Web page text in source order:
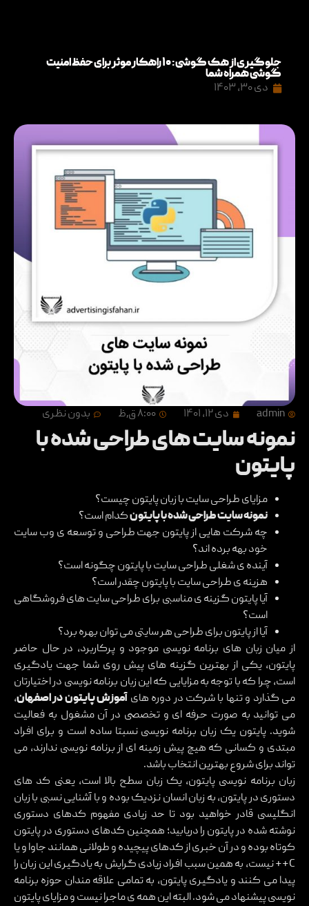
جلوگیری از هک گوشی: ۱۰ راهکار موثر برای حفظ امنیت
گوشی همراه شما
دی ۳۰, ۱۴۰۳
admin دی ۱۲, ۱۴۰۱ ۸:۰۰ ق٫ظ بدون نظری
نمونه سایت های طراحی شده با
پایتون
مزایای طراحی سایت با زبان پایتون چیست؟
نمونه سایت طراحی شده با پایتونکدام است؟
چه شرکت هایی از پایتون جهت طراحی و توسعه ی وب سایت
خود بهه برده اند؟
آینده ی شغلی طراحی سایت با پایتون چگونه است؟
هزینه ی طراحی سایت با پایتون چقدر است؟
آیا پایتون گزینه ی مناسبی برای طراحی سایت های فروشگاهی
است؟
آیا از پایتون برای طراحی هر سایتی می توان بهره برد؟
از میان زبان های برنامه نویسی موجود و پرکاربرد، در حال حاضر
پایتون، یکی از بهترین گزینه های پیش روی شما جهت یادگیری
است، چرا که با توجه به مزایایی که این زبان برنامه نویسی در اختیارتان
می گذارد و تنها با شرکت در دوره های آموزش پایتون در اصفهان،
می توانید به صورت حرفه ای و تخصصی در آن مشغول به فعالیت
شوید. پایتون یک زبان برنامه نویسی نسبتا ساده است و برای افراد
مبتدی و کسانی که هیچ پیش زمینه ای از برنامه نویسی ندارند، می
تواند برای شروع بهترین انتخاب باشد.
زبان برنامه نویسی پایتون، یک زبان سطح بالا است، یعنی کد های
دستوری در پایتون، به زبان انسان نزدیک بوده و با آشنایی نسبی با زبان
انگلیسی قادر خواهید بود تا حد زیادی مفهوم کدهای دستوری
نوشته شده در پایتون را دریابید؛ همچنین کدهای دستوری در پایتون
کوتاه بوده و در آن خبری از کدهای پیچیده و طولانی همانند جاوا و یا
C++ نیست، به همین سبب افراد زیادی گرایش به یادگیری این زبان را
پیدا می کنند و یادگیری پایتون، به تمامی علاقه مندان حوزه برنامه
نویسی پیشنهاد می شود. البته این همه ی ماجرا نیست و مزایای پایتون